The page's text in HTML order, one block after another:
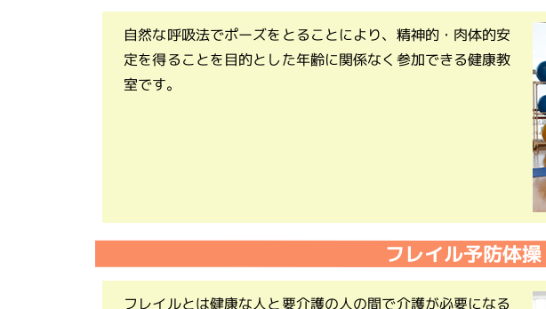
自然な呼吸法でポーズをとることにより、精神的・肉体的安
定を得ることを目的とした年齢に関係なく参加できる健康教
室です。
フレイル予防体操
フレイルとは健康な人と要介護の人の間で介護が必要になる